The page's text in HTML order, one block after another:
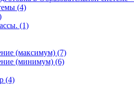
(4)
(1)
(максимум) (7)
(минимум) (6)
(4)